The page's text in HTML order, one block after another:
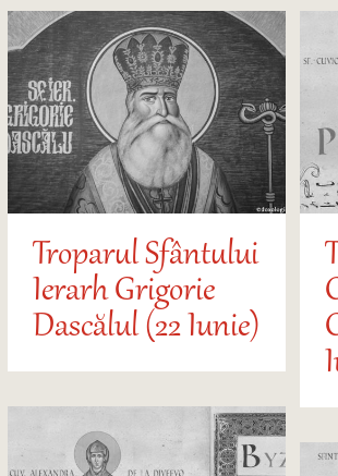
Troparul Sfântului
Ierarh Grigorie
Dascălul (22 Iunie)